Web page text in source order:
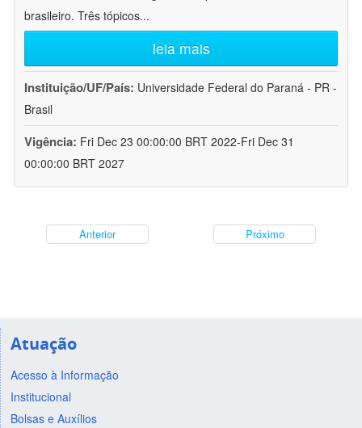
brasileiro. Três tópicos...
leia mais
Instituição/UF/País: Universidade Federal do Paraná - PR -
Brasil
Vigência: Fri Dec 23 00:00:00 BRT 2022-Fri Dec 31
00:00:00 BRT 2027
Anterior Próximo
Atuação
Acesso à Informação
Institucional
Bolsas e Auxílios